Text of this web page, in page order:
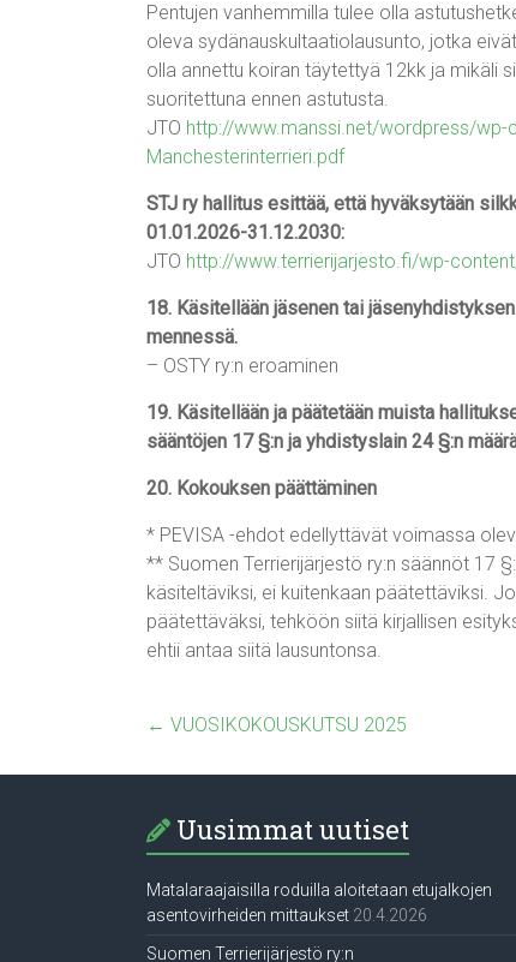
Pentujen vanhemmilla tulee olla
oleva sydänauskultaatiolausunto, jotka
olla annettu koiran täytettyä 12kk ja mikäli
suoritettuna ennen astutusta.
JTO http://www.manssi.net/wordpress/
Manchesterinterrieri.pdf
STJ ry hallitus esittää, että hyväksytään
01.01.2026-31.12.2030:
JTO http://www.terrierijarjesto.fi/wp-
18. Käsitellään jäsenen tai
mennessä.
– OSTY ry:n eroaminen
19. Käsitellään ja päätetään muista
sääntöjen 17 §:n ja yhdistyslain 24 §:n
20. Kokouksen päättäminen
* PEVISA -ehdot edellyttävät voimassa
** Suomen Terrierijärjestö ry:n säännöt 17
käsiteltäviksi, ei kuitenkaan päätettäviksi.
päätettäväksi, tehköön siitä kirjallisen
ehtii antaa siitä lausuntonsa.
← VUOSIKOKOUSKUTSU 2025
Uusimmat uutiset
Matalaraajaisilla roduilla aloitetaan etujalkojen
asentovirheiden mittaukset 20.4.2026
Suomen Terrierijärjestö ry:n